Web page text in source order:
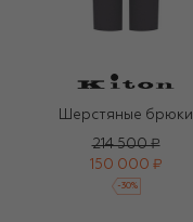
Шерстяные брюки
214 500 ₽
150 000 ₽
-30%